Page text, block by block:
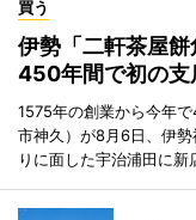
買う
伊勢「二軒茶屋
450年間で初の支
1575年の創業から今年
市神久）が8月6日、伊
りに面した宇治浦田に新